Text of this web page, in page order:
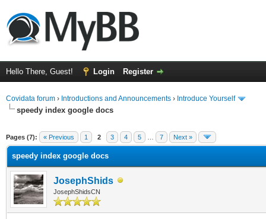
Hello There, Guest! Login Register
Covidata forum › Introductions and Announcements › Introduce Yourself
speedy index google docs
Pages (7): « Previous 1 2 3 4 5 7 Next »
speedy index google docs
JosephShids
JosephShidsCN